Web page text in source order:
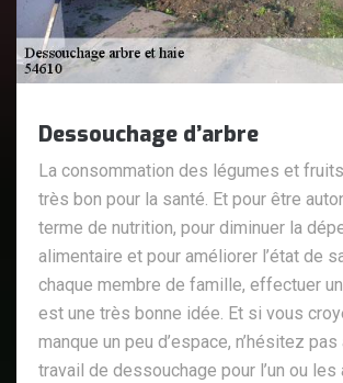
Dessouchage d’arbre
La consommation des légumes et
très bon pour la santé. Et pour être
terme de nutrition, pour diminuer la
alimentaire et pour améliorer l’état de
chaque membre de famille, effectuer
est une très bonne idée. Et si vous
manque un peu d’espace, n’hésitez
travail de dessouchage pour l’un ou les